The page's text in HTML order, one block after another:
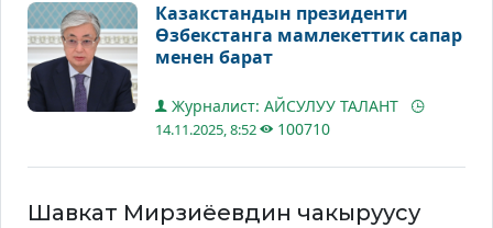
Казакстандын президенти
Өзбекстанга мамлекеттик сапар
менен барат
Журналист: АЙСУЛУУ ТАЛАНТ
14.11.2025, 8:52 100710
Шавкат Мирзиёевдин чакыруусу